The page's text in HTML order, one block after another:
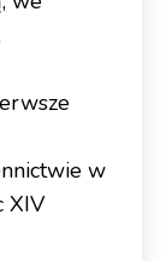
w
XIV